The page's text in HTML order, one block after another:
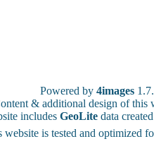
Powered by 4images
& additional design of
includes GeoLite data
website is tested and optimized